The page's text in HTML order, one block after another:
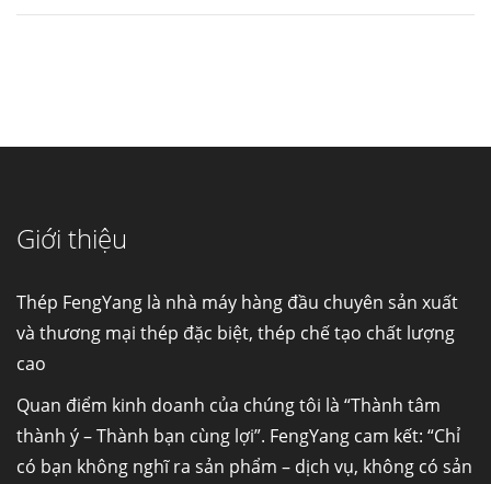
Giới thiệu
Thép FengYang là nhà máy hàng đầu chuyên sản xuất
và thương mại thép đặc biệt, thép chế tạo chất lượng
cao
Quan điểm kinh doanh của chúng tôi là “Thành tâm
thành ý – Thành bạn cùng lợi”. FengYang cam kết: “Chỉ
có bạn không nghĩ ra sản phẩm – dịch vụ, không có sản
Hợp kim N06625 là hợp kim chịu
nhiệt,...